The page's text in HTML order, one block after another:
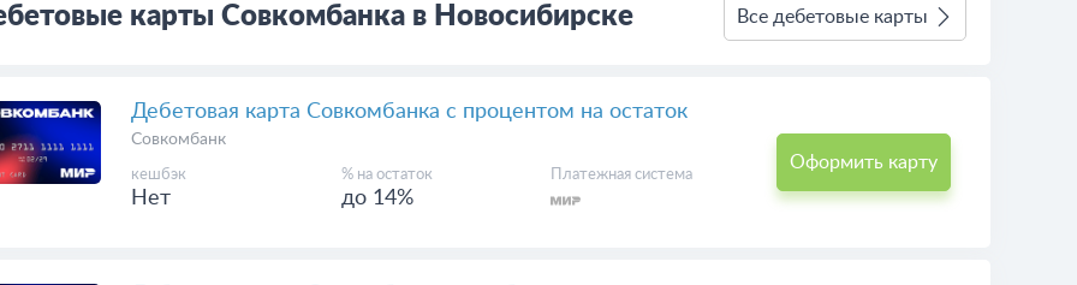
карты Совкомбанка в Новосибирске Все дебетовые карты
Дебетовая карта Совкомбанка с процентом на остаток
Совкомбанк
кешбэк
Нет
% на остаток
до 14%
Платежная система
Оформить карту